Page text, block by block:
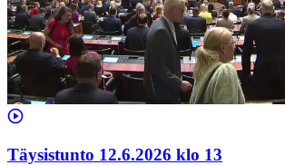
Täysistunto 12.6.2026 klo 13